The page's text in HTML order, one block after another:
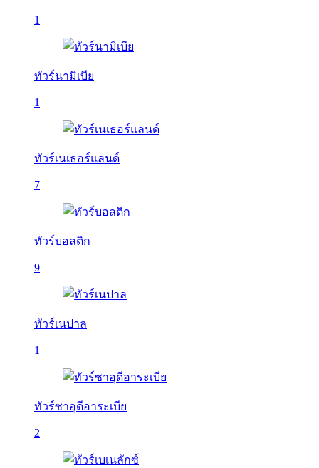
1
ทัวร์นามิเบีย
1
ทัวร์เนเธอร์แลนด์
7
ทัวร์บอลติก
9
ทัวร์เนปาล
1
ทัวร์ซาอุดีอาระเบีย
2